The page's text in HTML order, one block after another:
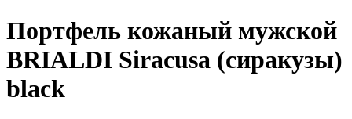
Портфель кожаный мужской
BRIALDI Siracusa (сиракузы)
black